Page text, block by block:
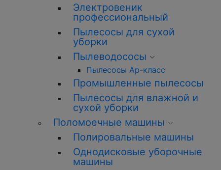
Электровеник
профессиональный
Пылесосы для сухой
уборки
Пылеводососы
Пылесосы Ар-класс
Промышленные пылесосы
Пылесосы для влажной и
сухой уборки
Поломоечные машины
Полировальные машины
Однодисковые уборочные
машины